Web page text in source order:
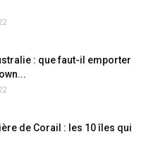
: que faut-il emporter
de Corail : les 10 îles qui